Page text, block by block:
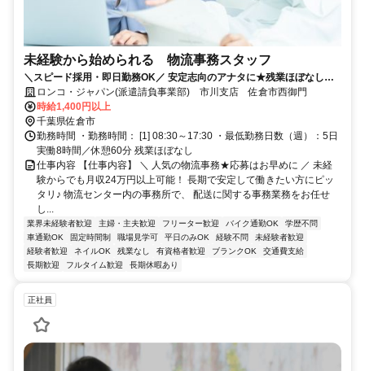
未経験から始められる 物流事務スタッフ
＼スピード採用・即日勤務OK／ 安定志向のアナタに★残業ほぼなし｜
土日祝休み｜私服OK｜月収24万円以上可！
ロンコ・ジャパン(派遣請負事業部) 市川支店 佐倉市西御門
時給1,400円以上
千葉県佐倉市
勤務時間 ・勤務時間： [1] 08:30～17:30 ・最低勤務日数（週）：5日
実働8時間／休憩60分 残業ほぼなし
仕事内容 【仕事内容】 ＼ 人気の物流事務★応募はお早めに ／ 未経
験からでも月収24万円以上可能！ 長期で安定して働きたい方にピッ
タリ♪ 物流センター内の事務所で、 配送に関する事務業務をお任せ
し...
業界未経験者歓迎 主婦・主夫歓迎 フリーター歓迎 バイク通勤OK
学歴不問
車通勤OK
固定時間制 職場見学可 平日のみOK 経験不問
未経験者歓迎
経験者歓迎
ネイルOK 残業なし 有資格者歓迎 ブランクOK
交通費支給
長期歓迎
フルタイム歓迎 長期休暇あり
正社員